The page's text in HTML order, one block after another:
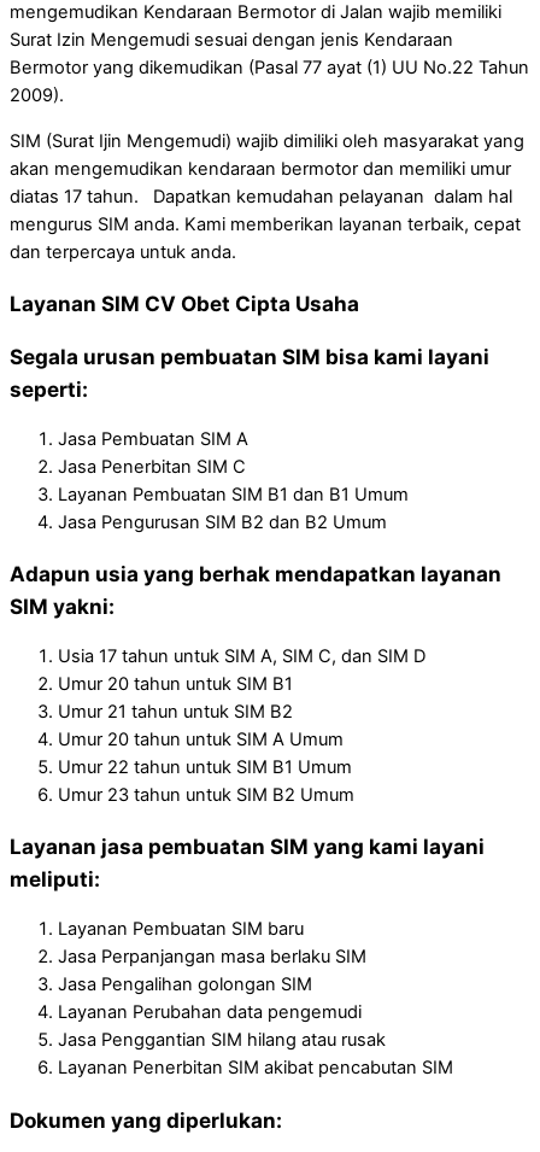
mengemudikan Kendaraan Bermotor di Jalan wajib memiliki
Surat Izin Mengemudi sesuai dengan jenis Kendaraan
Bermotor yang dikemudikan (Pasal 77 ayat (1) UU No.22 Tahun
2009).
SIM (Surat Ijin Mengemudi) wajib dimiliki oleh masyarakat yang
akan mengemudikan kendaraan bermotor dan memiliki umur
diatas 17 tahun. Dapatkan kemudahan pelayanan dalam hal
mengurus SIM anda. Kami memberikan layanan terbaik, cepat
dan terpercaya untuk anda.
Layanan SIM CV Obet Cipta Usaha
Segala urusan pembuatan SIM bisa kami layani
seperti:
Jasa Pembuatan SIM A
Jasa Penerbitan SIM C
Layanan Pembuatan SIM B1 dan B1 Umum
Jasa Pengurusan SIM B2 dan B2 Umum
Adapun usia yang berhak mendapatkan layanan
SIM yakni:
Usia 17 tahun untuk SIM A, SIM C, dan SIM D
Umur 20 tahun untuk SIM B1
Umur 21 tahun untuk SIM B2
Umur 20 tahun untuk SIM A Umum
Umur 22 tahun untuk SIM B1 Umum
Umur 23 tahun untuk SIM B2 Umum
Layanan jasa pembuatan SIM yang kami layani
meliputi:
Layanan Pembuatan SIM baru
Jasa Perpanjangan masa berlaku SIM
Jasa Pengalihan golongan SIM
Layanan Perubahan data pengemudi
Jasa Penggantian SIM hilang atau rusak
Layanan Penerbitan SIM akibat pencabutan SIM
Dokumen yang diperlukan: